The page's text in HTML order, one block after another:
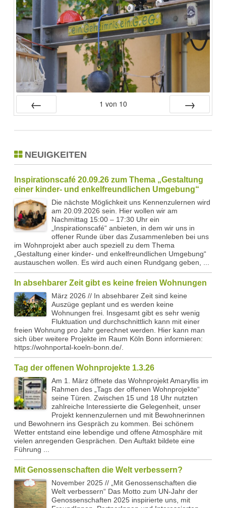
1 von 10
NEUIGKEITEN
Inspirationscafé 20.09.26 zum Thema „Gestaltung
einer kinder- und enkelfreundlichen Umgebung“
Die nächste Möglichkeit uns Kennenzulernen wird
am 20.09.2026 sein. Hier wollen wir am
Nachmittag 15:00 – 17:30 Uhr ein
„Inspirationscafé“ anbieten, in dem wir uns in
offener Runde über das Zusammenleben bei uns
im Wohnprojekt aber auch speziell zu dem Thema
„Gestaltung einer kinder- und enkelfreundlichen Umgebung“
austauschen wollen. Es wird auch einen Rundgang geben, ...
In absehbarer Zeit gibt es keine freien Wohnungen
März 2026 // In absehbarer Zeit sind keine
Auszüge geplant und es werden keine
Wohnungen frei. Insgesamt gibt es sehr wenig
Fluktuation und durchschnittlich kann mit einer
freien Wohnung pro Jahr gerechnet werden. Hier kann man
sich über weitere Projekte im Raum Köln Bonn informieren:
https://wohnportal-koeln-bonn.de/.
Tag der offenen Wohnprojekte 1.3.26
Am 1. März öffnete das Wohnprojekt Amaryllis im
Rahmen des „Tags der offenen Wohnprojekte“
seine Türen. Zwischen 15 und 18 Uhr nutzten
zahlreiche Interessierte die Gelegenheit, unser
Projekt kennenzulernen und mit Bewohnerinnen
und Bewohnern ins Gespräch zu kommen. Bei schönem
Wetter entstand eine lebendige und offene Atmosphäre mit
vielen anregenden Gesprächen. Den Auftakt bildete eine
Führung ...
Mit Genossenschaften die Welt verbessern?
November 2025 // „Mit Genossenschaften die
Welt verbessern“ Das Motto zum UN-Jahr der
Genossenschaften 2025 inspirierte uns, mit